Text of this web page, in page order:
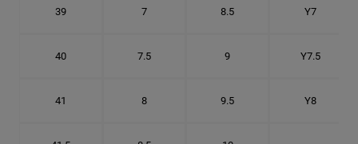
39 7 8.5 Y7
40 7.5 9 Y7.5
41 8 9.5 Y8